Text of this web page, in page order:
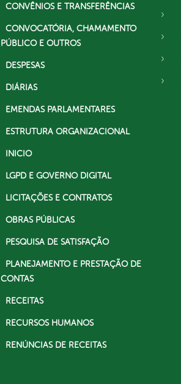
CONVÊNIOS E TRANSFERÊNCIAS
CONVOCATÓRIA, CHAMAMENTO
PÚBLICO E OUTROS
DESPESAS
DIÁRIAS
EMENDAS PARLAMENTARES
ESTRUTURA ORGANIZACIONAL
INICIO
LGPD E GOVERNO DIGITAL
LICITAÇÕES E CONTRATOS
OBRAS PÚBLICAS
PESQUISA DE SATISFAÇÃO
PLANEJAMENTO E PRESTAÇÃO DE
CONTAS
RECEITAS
RECURSOS HUMANOS
RENÚNCIAS DE RECEITAS